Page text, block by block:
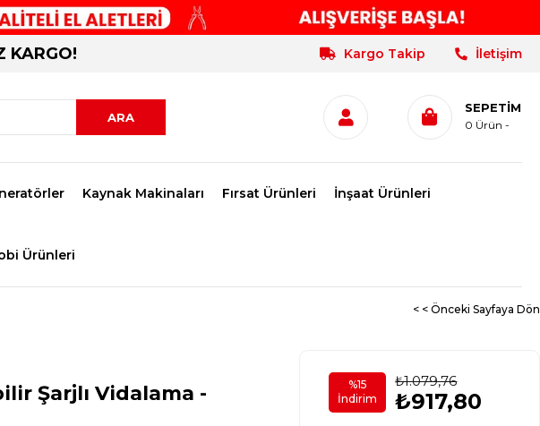
KARGO! Kargo Takip İletişim
SEPETIM
0 Ürün
Kaynak Makinaları Fırsat Ürünleri İnşaat Ürünleri
Ürünleri
< < Önceki Sayfaya Dön
Şarjlı Vidalama -
%15
İndirim
₺1.079,76
₺917,80